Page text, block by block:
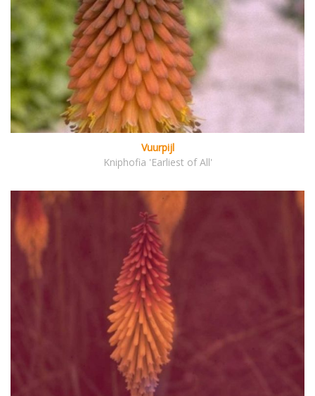
Vuurpijl
Kniphofia 'Earliest of All'